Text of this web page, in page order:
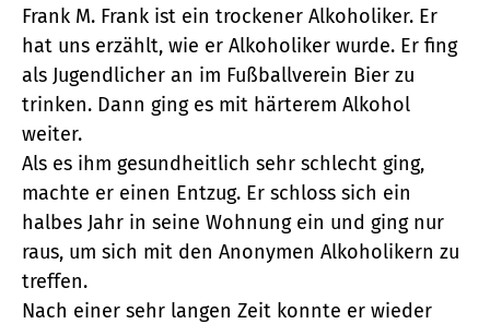
Frank M. Frank ist ein trockener Alkoholiker. Er
hat uns erzählt, wie er Alkoholiker wurde. Er fing
als Jugendlicher an im Fußballverein Bier zu
trinken. Dann ging es mit härterem Alkohol
weiter.
Als es ihm gesundheitlich sehr schlecht ging,
machte er einen Entzug. Er schloss sich ein
halbes Jahr in seine Wohnung ein und ging nur
raus, um sich mit den Anonymen Alkoholikern zu
treffen.
Nach einer sehr langen Zeit konnte er wieder